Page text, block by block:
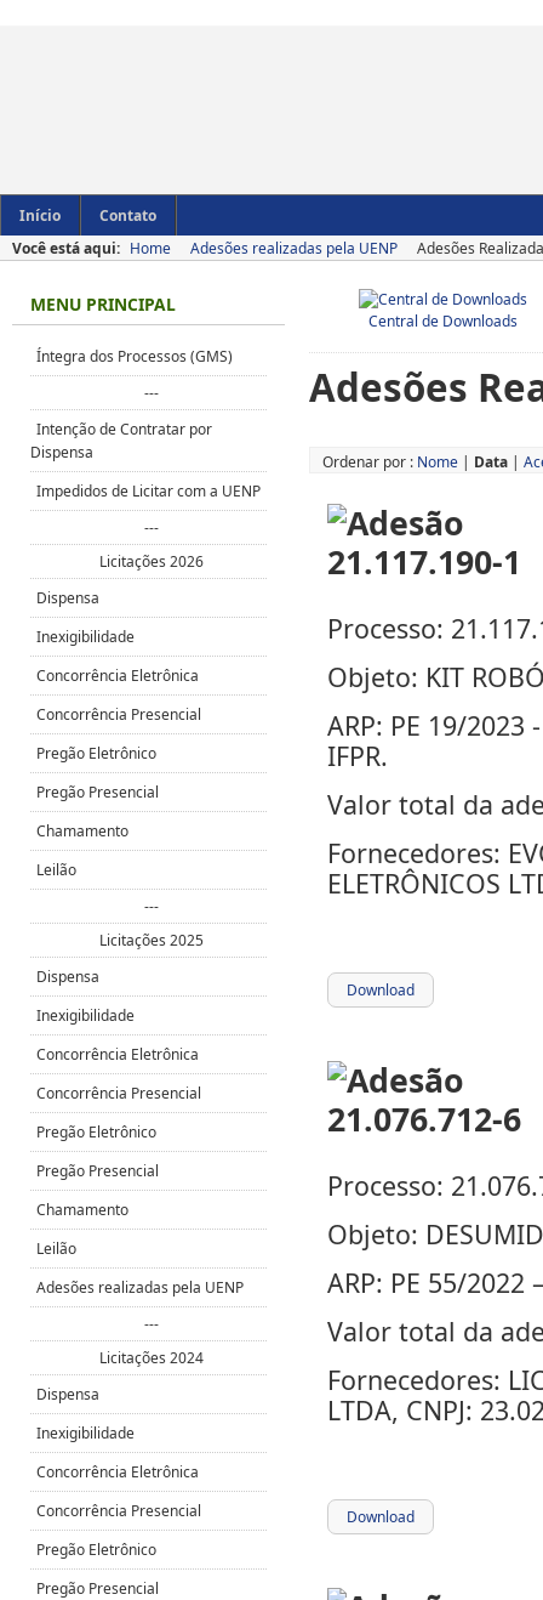
Início
Contato
Você está aqui: Home Adesões realizadas pela UENP Adesões
Central de Downloads
Adesões
Ordenar por : Nome | Data |
Processo:
Objeto: KIT
ARP: PE 19/2023
IFPR.
Valor total da
Fornecedores:
ELETRÔNICOS
Download
Processo:
Objeto:
ARP: PE 55/2022
Valor total da
Fornecedores:
LTDA, CNPJ:
Download
MENU PRINCIPAL
Íntegra dos Processos (GMS)
---
Intenção de Contratar por
Dispensa
Impedidos de Licitar com a UENP
---
Licitações 2026
Dispensa
Inexigibilidade
Concorrência Eletrônica
Concorrência Presencial
Pregão Eletrônico
Pregão Presencial
Chamamento
Leilão
---
Licitações 2025
Dispensa
Inexigibilidade
Concorrência Eletrônica
Concorrência Presencial
Pregão Eletrônico
Pregão Presencial
Chamamento
Leilão
Adesões realizadas pela UENP
---
Licitações 2024
Dispensa
Inexigibilidade
Concorrência Eletrônica
Concorrência Presencial
Pregão Eletrônico
Pregão Presencial